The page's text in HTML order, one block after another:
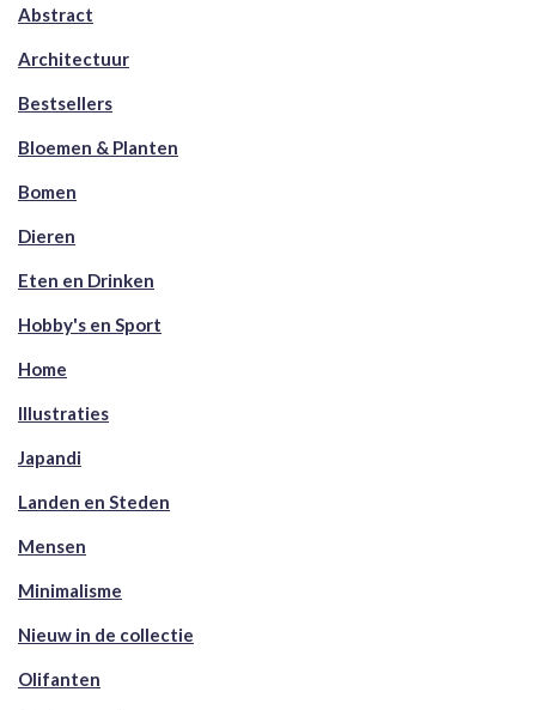
Abstract
Architectuur
Bestsellers
Bloemen & Planten
Bomen
Dieren
Eten en Drinken
Hobby's en Sport
Home
Illustraties
Japandi
Landen en Steden
Mensen
Minimalisme
Nieuw in de collectie
Olifanten